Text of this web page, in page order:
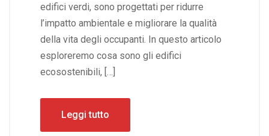
edifici verdi, sono progettati per ridurre
l’impatto ambientale e migliorare la qualità
della vita degli occupanti. In questo articolo
esploreremo cosa sono gli edifici
ecosostenibili, […]
Leggi tutto